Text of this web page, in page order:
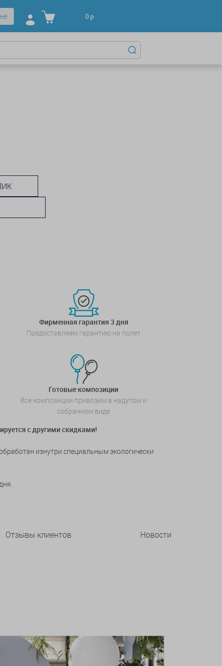
0р
Фирменная гарантия 3 дня
Предоставляем гарантию на полет
Готовые композиции
Все композиции привозим в надутом и
собранном виде
с другими скидками!
изнутри специальным экологически
Отзывы клиентов Новости